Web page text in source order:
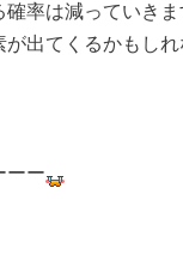
率は減っていきま
出てくるかもしれ
ーー